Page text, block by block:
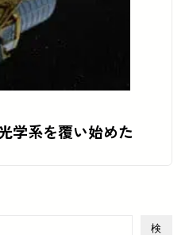
学系を覆い始めた
検